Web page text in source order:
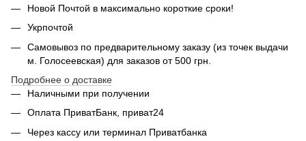
Новой Почтой в максимально короткие сроки!
Укрпочтой
Самовывоз по предварительному заказу (из точек выдачи
м. Голосеевская) для заказов от 500 грн.
Подробнее о доставке
Наличными при получении
Оплата ПриватБанк, приват24
Через кассу или терминал Приватбанка